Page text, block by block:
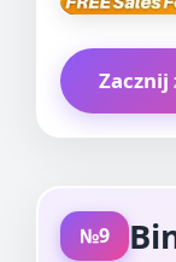
Zacznij
№9